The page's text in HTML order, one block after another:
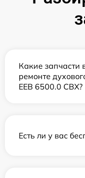
Какие запчасти
ремонте
EEB 6500.0 CBX?
Есть ли у вас